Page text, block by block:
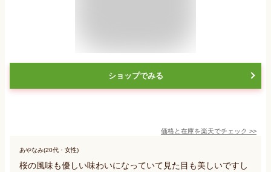
ショップでみる
価格と在庫を楽天でチェック >>
あやなみ(20代・女性)
桜の風味も優しい味わいになっていて見た目も美しいですし